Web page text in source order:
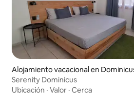
Alojamiento vacacional en
Serenity Dominicus
Ubicación · Valor · Cerca